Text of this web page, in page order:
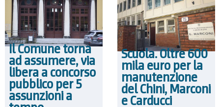
Il Comune torna
ad assumere, via
libera a concorso
pubblico per 5
assunzioni a
Scuola. Oltre 600
mila euro per la
manutenzione
del Chini, Marconi
e Carducci